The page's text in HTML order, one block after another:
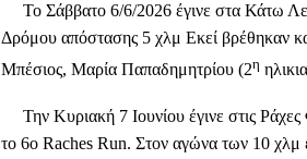
Το Σάββατο 6/6/2026 έγινε στα Κάτω
Δρόμου απόστασης 5 χλμ Εκεί βρέθηκαν
Μπέσιος, Μαρία Παπαδημητρίου (2η
Την Κυριακή 7 Ιουνίου έγινε στις
το 6o Raches Run. Στον αγώνα των 10 χλμ